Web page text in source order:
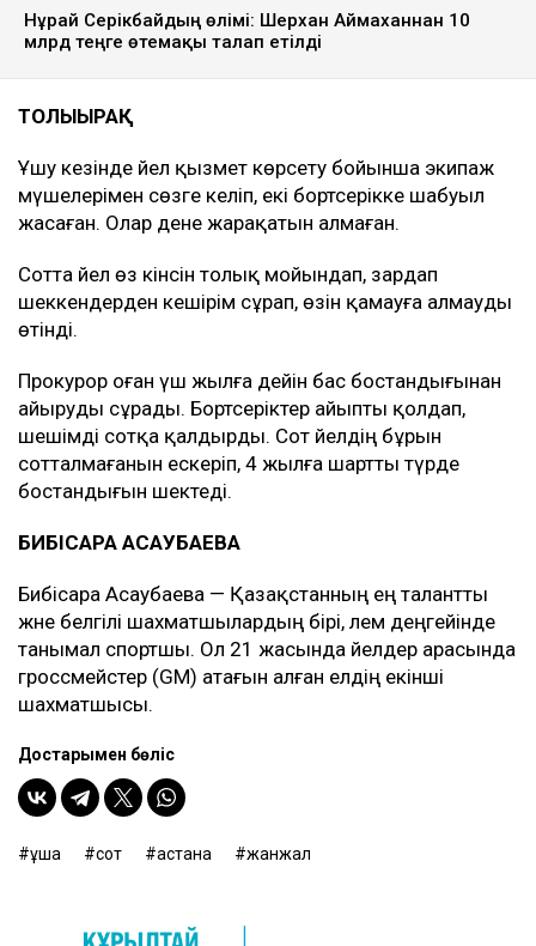
Нұрай Серікбайдың өлімі: Шерхан Аймаханнан 10
млрд теңге өтемақы талап етілді
ТОЛЫҒЫРАҚ
Ұшу кезінде әйел қызмет көрсету бойынша экипаж
мүшелерімен сөзге келіп, екі бортсерікке шабуыл
жасаған. Олар дене жарақатын алмаған.
Сотта әйел өз кінәсін толық мойындап, зардап
шеккендерден кешірім сұрап, өзін қамауға алмауды
өтінді.
Прокурор оған үш жылға дейін бас бостандығынан
айыруды сұрады. Бортсеріктер айыпты қолдап,
шешімді сотқа қалдырды. Сот әйелдің бұрын
сотталмағанын ескеріп, 4 жылға шартты түрде
бостандығын шектеді.
БИБІСАРА АСАУБАЕВА
Бибісара Асаубаева — Қазақстанның ең талантты
және белгілі шахматшылардың бірі, әлем деңгейінде
танымал спортшы. Ол 21 жасында әйелдер арасында
гроссмейстер (GM) атағын алған елдің екінші
шахматшысы.
Достарыңмен бөліс
ұшақ сот астана жанжал